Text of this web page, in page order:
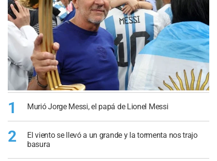
1 Murió Jorge Messi, el papá de Lionel Messi
2
El viento se llevó a un grande y la tormenta nos trajo
basura